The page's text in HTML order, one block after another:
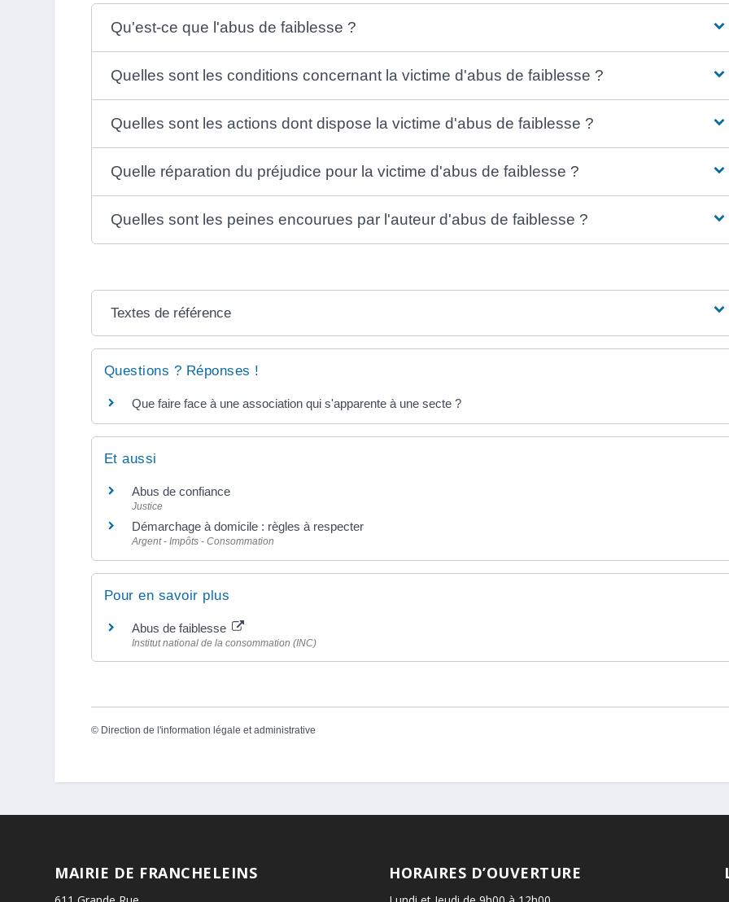
Qu'est-ce que l'abus de faiblesse ?
Quelles sont les conditions concernant la victime d'abus de faiblesse ?
Quelles sont les actions dont dispose la victime d'abus de faiblesse ?
Quelle réparation du préjudice pour la victime d'abus de faiblesse ?
Quelles sont les peines encourues par l'auteur d'abus de faiblesse ?
Textes de référence
Questions ? Réponses !
Que faire face à une association qui s'apparente à une secte ?
Et aussi
Abus de confiance
Justice
Démarchage à domicile : règles à respecter
Argent - Impôts - Consommation
Pour en savoir plus
Abus de faiblesse
Institut national de la consommation (INC)
© Direction de l'information légale et administrative
MAIRIE DE FRANCHELEINS HORAIRES D’OUVERTURE